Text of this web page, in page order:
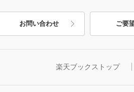
お問い合わせ ご要
楽天ブックストップ